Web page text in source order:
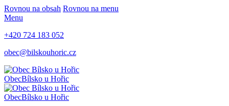
Rovnou na obsah Rovnou na menu
Menu
+420 724 183 052
obec@bilskouhoric.cz
ObecBílsko u Hořic
ObecBílsko u Hořic